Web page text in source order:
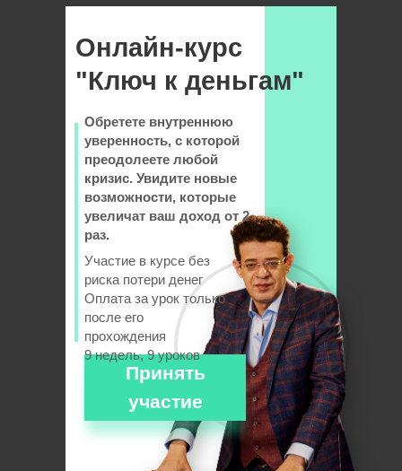
Онлайн-курс
"Ключ к деньгам"
Обретете внутреннюю
уверенность, с которой
преодолеете любой
кризис. Увидите новые
возможности, которые
увеличат ваш доход от 2
раз.
Принять
участие
Участие в курсе без
риска потери денег
Оплата за урок только
после его
прохождения
9 недель, 9 уроков